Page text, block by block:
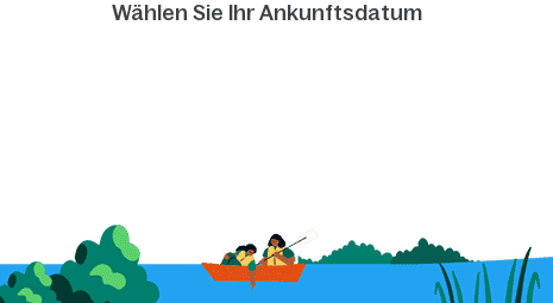
Wählen Sie Ihr Ankunftsdatum